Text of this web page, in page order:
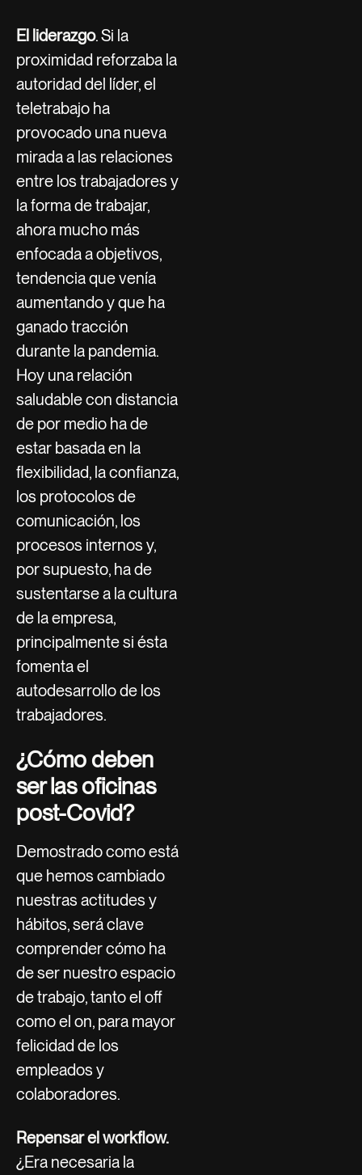
El liderazgo. Si la
proximidad reforzaba la
autoridad del líder, el
teletrabajo ha
provocado una nueva
mirada a las relaciones
entre los trabajadores y
la forma de trabajar,
ahora mucho más
enfocada a objetivos,
tendencia que venía
aumentando y que ha
ganado tracción
durante la pandemia.
Hoy una relación
saludable con distancia
de por medio ha de
estar basada en la
flexibilidad, la confianza,
los protocolos de
comunicación, los
procesos internos y,
por supuesto, ha de
sustentarse a la cultura
de la empresa,
principalmente si ésta
fomenta el
autodesarrollo de los
trabajadores.
¿Cómo deben
ser las oficinas
post-Covid?
Demostrado como está
que hemos cambiado
nuestras actitudes y
hábitos, será clave
comprender cómo ha
de ser nuestro espacio
de trabajo, tanto el off
como el on, para mayor
felicidad de los
empleados y
colaboradores.
Repensar el workflow.
¿Era necesaria la